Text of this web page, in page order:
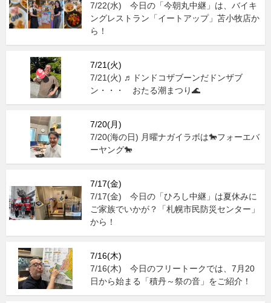
7/22(水) 今日の「今朝丸中継」は、バイキ
ングレストラン「イートアップ」苫小牧店か
ら！
7/21(火)
7/21(火) ♬ドンドコザブーンだドンザブ
ン・・・ おたる潮まつり🌊
7/20(月)
7/20(海の日) 月曜ナガイラボは🐎フォーエバ
ーヤング🐎
7/17(金)
7/17(金) 今日の「ひろし中継」は夏休みに
ご家族でいかが？「札幌市民防災センター」
から！
7/16(木)
7/16(木) 今日のフリートークでは、7月20
日から始まる「積丹～祭の音」をご紹介！